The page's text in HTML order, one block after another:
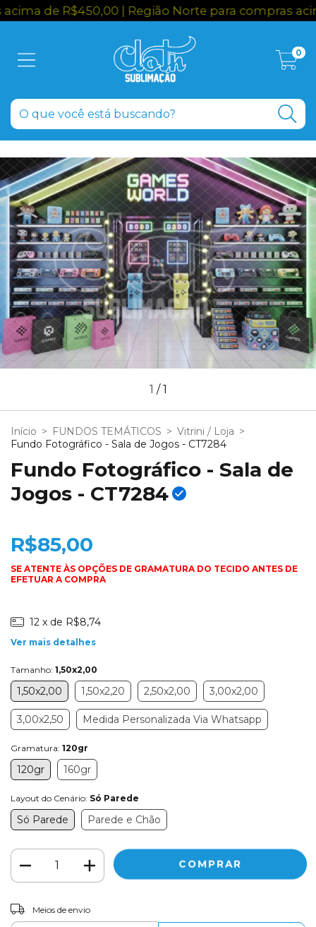
R$450,00 | Região Norte para compras acima de
0
1 /1
Início > FUNDOS TEMÁTICOS > Vitrini / Loja >
Fundo Fotográfico - Sala de Jogos - CT7284
Fundo Fotográfico - Sala de
Jogos - CT7284
R$85,00
12 x de R$8,74
Ver mais detalhes
Tamanho: 1,50x2,00
1,50x2,00 1,50x2,20 2,50x2,00 3,00x2,00
3,00x2,50 Medida Personalizada Via Whatsapp
Gramatura: 120gr
120gr 160gr
Layout do Cenário: Só Parede
Só Parede Parede e Chão
Entregas para o CEP:
Meios de envio